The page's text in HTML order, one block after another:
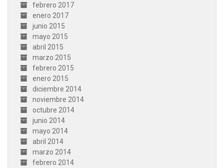
febrero 2017
enero 2017
junio 2015
mayo 2015
abril 2015
marzo 2015
febrero 2015
enero 2015
diciembre 2014
noviembre 2014
octubre 2014
junio 2014
mayo 2014
abril 2014
marzo 2014
febrero 2014